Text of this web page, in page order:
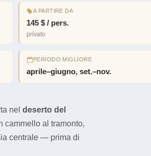
A PARTIRE DA
145 $ / pers.
privato
PERIODO MIGLIORE
aprile–giugno, set.–nov.
nel deserto del
cammello al tramonto,
centrale — prima di